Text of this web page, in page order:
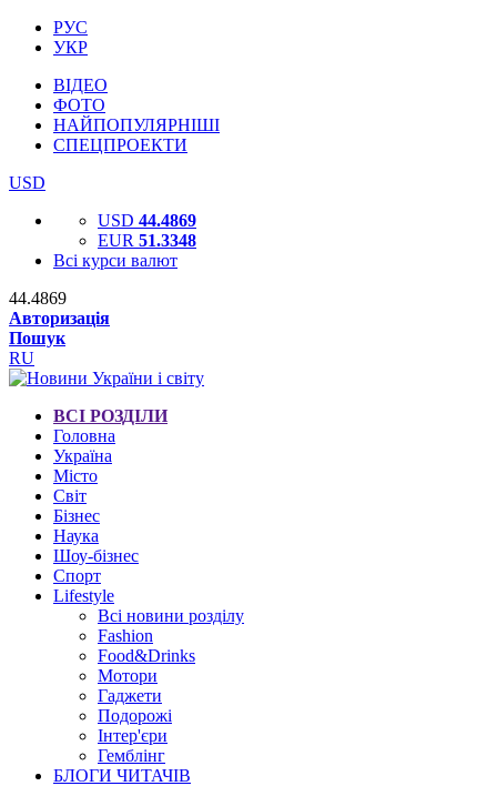
РУС
УКР
ВІДЕО
ФОТО
НАЙПОПУЛЯРНІШІ
СПЕЦПРОЕКТИ
USD
USD 44.4869
EUR 51.3348
Всі курси валют
44.4869
Авторизація
Пошук
RU
ВСІ РОЗДІЛИ
Головна
Україна
Місто
Світ
Бізнес
Наука
Шоу-бізнес
Спорт
Lifestyle
Всі новини розділу
Fashion
Food&Drinks
Мотори
Гаджети
Подорожі
Інтер'єри
Гемблінг
БЛОГИ ЧИТАЧІВ